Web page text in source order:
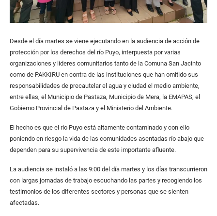
Desde el día martes se viene ejecutando en la audiencia de acción de
protección por los derechos del río Puyo, interpuesta por varias
organizaciones y líderes comunitarios tanto de la Comuna San Jacinto
como de PAKKIRU en contra de las instituciones que han omitido sus
responsabilidades de precautelar el agua y ciudad el medio ambiente,
entre ellas, el Municipio de Pastaza, Municipio de Mera, la EMAPAS, el
Gobierno Provincial de Pastaza y el Ministerio del Ambiente.
El hecho es que el río Puyo está altamente contaminado y con ello
poniendo en riesgo la vida de las comunidades asentadas río abajo que
dependen para su supervivencia de este importante afluente.
La audiencia se instaló a las 9:00 del día martes y los días transcurrieron
con largas jornadas de trabajo escuchando las partes y recogiendo los
testimonios de los diferentes sectores y personas que se sienten
afectadas.